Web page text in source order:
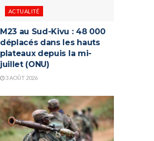
ACTUALITÉ
M23 au Sud-Kivu : 48 000
déplacés dans les hauts
plateaux depuis la mi-
juillet (ONU)
3 AOÛT 2026